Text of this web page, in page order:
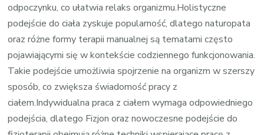
odpoczynku, co ułatwia relaks organizmu.Holistyczne
podejście do ciała zyskuje popularność, dlatego naturopata
oraz różne formy terapii manualnej są tematami często
pojawiającymi się w kontekście codziennego funkcjonowania.
Takie podejście umożliwia spojrzenie na organizm w szerszy
sposób, co zwiększa świadomość pracy z
ciałem.Indywidualna praca z ciałem wymaga odpowiedniego
podejścia, dlatego Fizjon oraz nowoczesne podejście do